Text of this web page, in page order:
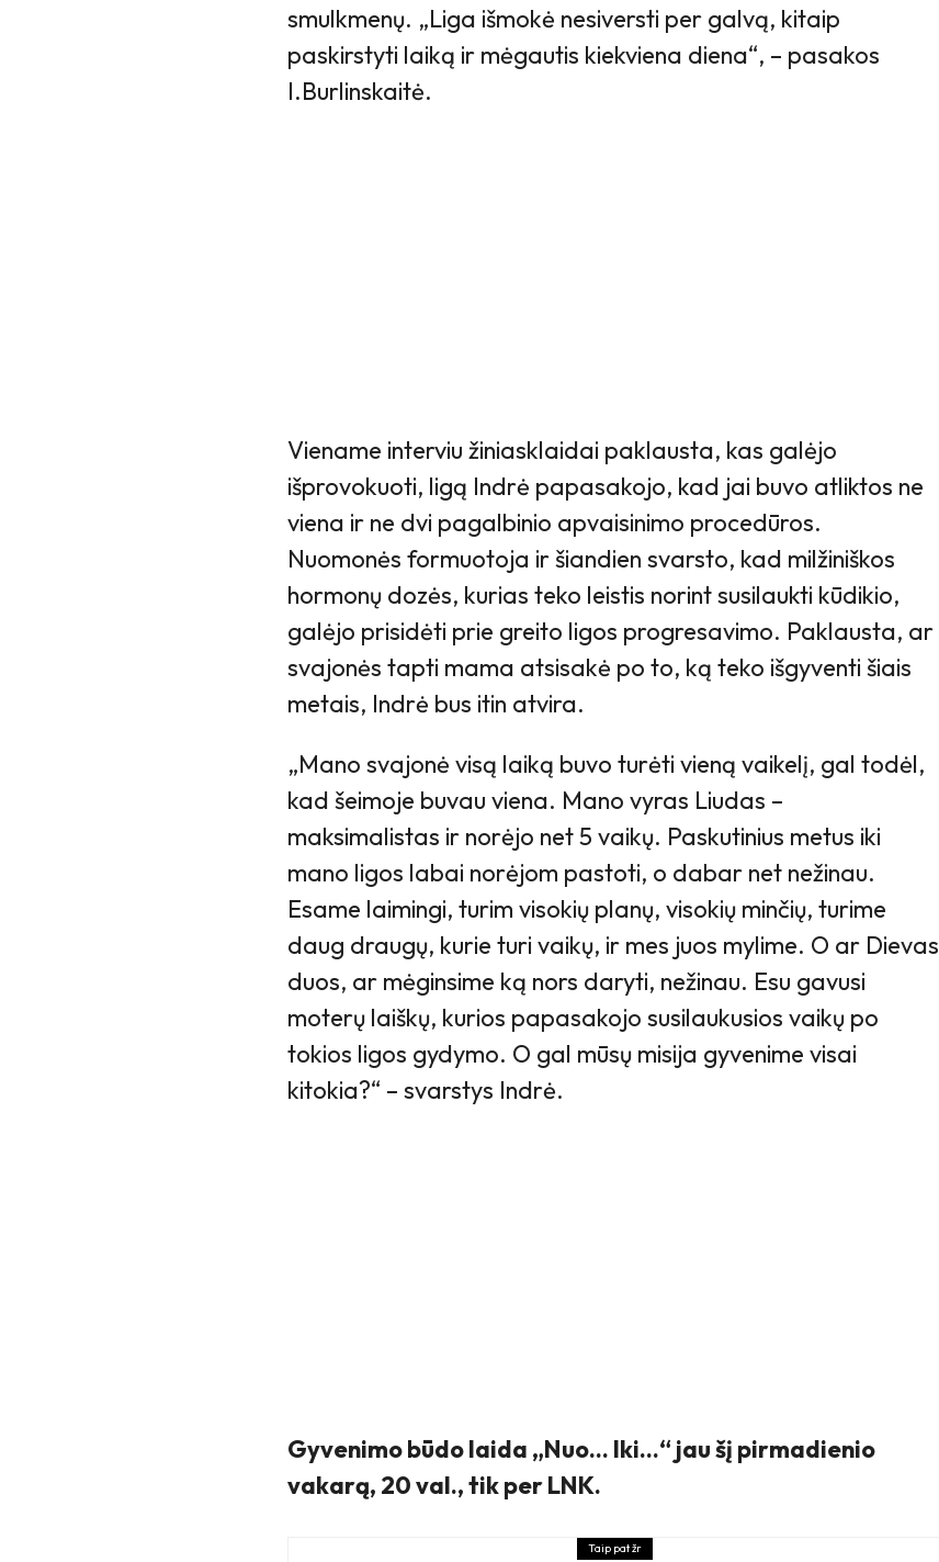
smulkmenų. „Liga išmokė nesiversti per galvą, kitaip
paskirstyti laiką ir mėgautis kiekviena diena“, – pasakos
I.Burlinskaitė.
Viename interviu žiniasklaidai paklausta, kas galėjo
išprovokuoti, ligą Indrė papasakojo, kad jai buvo atliktos ne
viena ir ne dvi pagalbinio apvaisinimo procedūros.
Nuomonės formuotoja ir šiandien svarsto, kad milžiniškos
hormonų dozės, kurias teko leistis norint susilaukti kūdikio,
galėjo prisidėti prie greito ligos progresavimo. Paklausta, ar
svajonės tapti mama atsisakė po to, ką teko išgyventi šiais
metais, Indrė bus itin atvira.
„Mano svajonė visą laiką buvo turėti vieną vaikelį, gal todėl,
kad šeimoje buvau viena. Mano vyras Liudas –
maksimalistas ir norėjo net 5 vaikų. Paskutinius metus iki
mano ligos labai norėjom pastoti, o dabar net nežinau.
Esame laimingi, turim visokių planų, visokių minčių, turime
daug draugų, kurie turi vaikų, ir mes juos mylime. O ar Dievas
duos, ar mėginsime ką nors daryti, nežinau. Esu gavusi
moterų laiškų, kurios papasakojo susilaukusios vaikų po
tokios ligos gydymo. O gal mūsų misija gyvenime visai
kitokia?“ – svarstys Indrė.
Gyvenimo būdo laida „Nuo… Iki…“ jau šį pirmadienio
vakarą, 20 val., tik per LNK.
Taip pat žr